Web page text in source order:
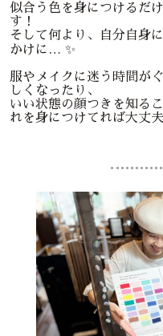
似合う色を身につけるだ
す！
そして何より、自分自身
かけに… ✨
服やメイクに迷う時間が
しくなったり、
いい状態の顔つきを知る
れを身につけてれば大丈